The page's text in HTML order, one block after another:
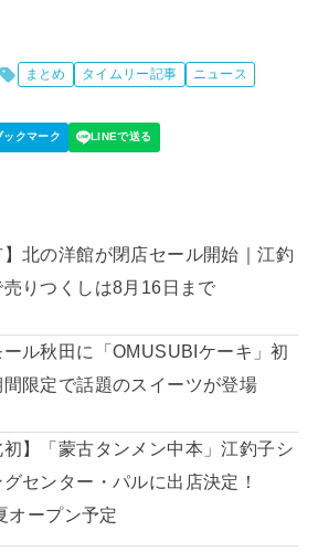
まとめ タイムリー記事 ニュース
】北の洋館が閉店セール開始｜江釣
りつくしは8月16日まで
ール秋田に「OMUSUBIケーキ」初
間限定で話題のスイーツが登場
初】「蒙古タンメン中本」江釣子シ
グセンター・パルに出店決定！
オープン予定